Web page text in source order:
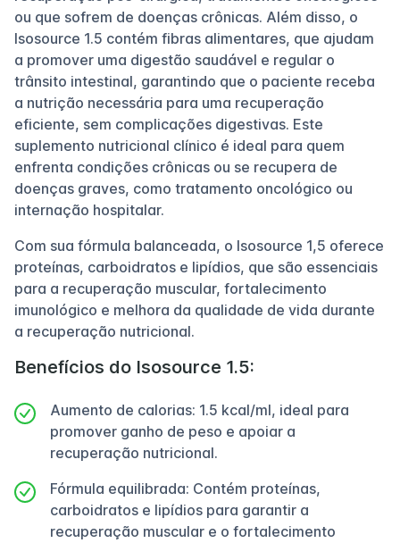
ou que sofrem de doenças crônicas. Além disso, o
Isosource 1.5 contém fibras alimentares, que ajudam
a promover uma digestão saudável e regular o
trânsito intestinal, garantindo que o paciente receba
a nutrição necessária para uma recuperação
eficiente, sem complicações digestivas. Este
suplemento nutricional clínico é ideal para quem
enfrenta condições crônicas ou se recupera de
doenças graves, como tratamento oncológico ou
internação hospitalar.
Com sua fórmula balanceada, o Isosource 1,5 oferece
proteínas, carboidratos e lipídios, que são essenciais
para a recuperação muscular, fortalecimento
imunológico e melhora da qualidade de vida durante
a recuperação nutricional.
Benefícios do Isosource 1.5:
Aumento de calorias: 1.5 kcal/ml, ideal para
promover ganho de peso e apoiar a
recuperação nutricional.
Fórmula equilibrada: Contém proteínas,
carboidratos e lipídios para garantir a
recuperação muscular e o fortalecimento